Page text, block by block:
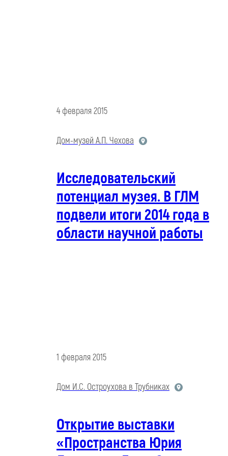
4 февраля 2015
Дом-музей А.П. Чехова
Исследовательский
потенциал музея. В ГЛМ
подвели итоги 2014 года в
области научной работы
1 февраля 2015
Дом И.С. Остроухова в Трубниках
Открытие выставки
«Пространства Юрия